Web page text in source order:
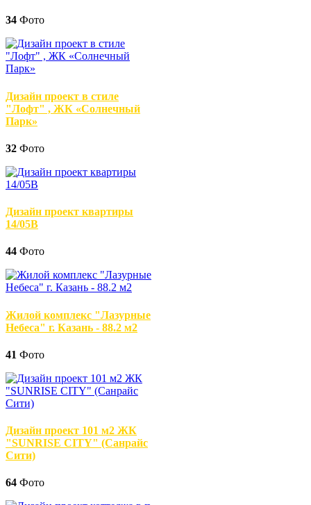
34 Фото
Дизайн проект в стиле
"Лофт" , ЖК «Солнечный
Парк»
32 Фото
Дизайн проект квартиры
14/05В
44 Фото
Жилой комплекс "Лазурные
Небеса" г. Казань - 88.2 м2
41 Фото
Дизайн проект 101 м2 ЖК
"SUNRISE CITY" (Санрайс
Сити)
64 Фото